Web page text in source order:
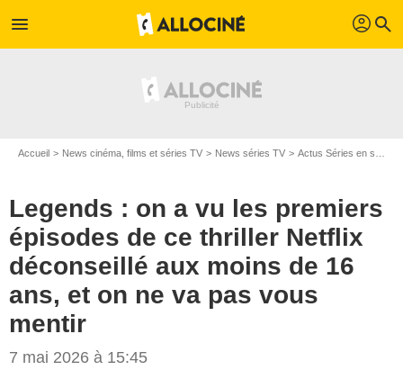
menu profil search
Accueil News cinéma, films et séries TV News séries TV Actus Séries en streaming
Legends : on a vu les premiers
épisodes de ce thriller Netflix
déconseillé aux moins de 16
ans, et on ne va pas vous
mentir
7 mai 2026 à 15:45